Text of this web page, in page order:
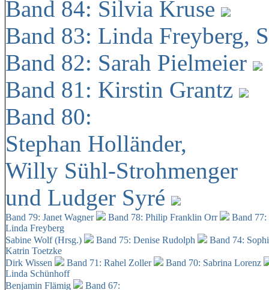
Band 84: Silvia Kruse
Band 83: Linda Freyberg,
Band 82: Sarah Pielmeier
Band 81: Kirstin Grantz
Band 80:
Stephan Holländer,
Willy Sühl-Strohmenger
und Ludger Syré
Band 79: Janet Wagner Band 78: Philip Franklin Orr
Band
Linda Freyberg
Sabine Wolf (Hrsg.)
Band 75: Denise Rudolph
Band 74:
Katrin Toetzke
Dirk Wissen
Band 71: Rahel Zoller
Band 70: Sabrina Lorenz
Linda Schünhoff
Benjamin Flämig
Band 67: